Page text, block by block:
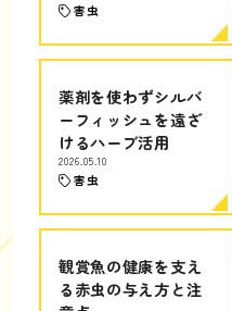
害虫
薬剤を使わずシルバ
ーフィッシュを遠ざ
けるハーブ活用
2026.05.10
害虫
観賞魚の健康を支え
る赤虫の与え方と注